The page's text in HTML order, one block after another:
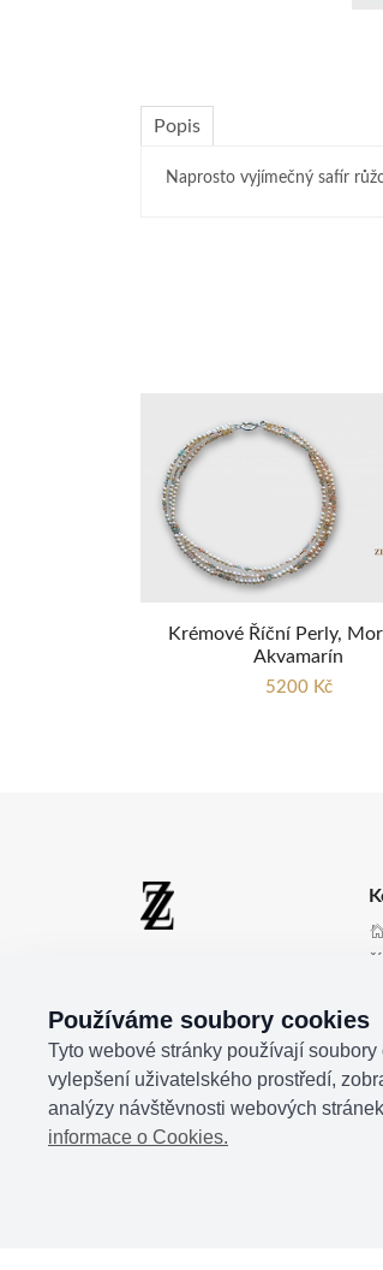
Popis
Naprosto vyjímečný safír
Krémové Říční Perly,
Akvamarín
5200 Kč
Používáme soubory cookies
Tyto webové stránky používají
vylepšení uživatelského prostředí,
analýzy návštěvnosti webových
informace o Cookies.